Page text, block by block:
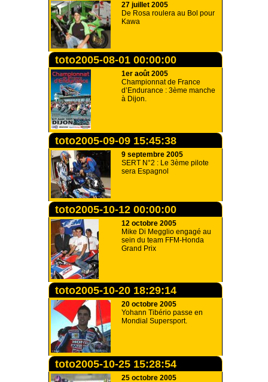
27 juillet 2005
De Rosa roulera au Bol pour
Kawa
toto2005-08-01 00:00:00
1er août 2005
Championnat de France
d’Endurance : 3ème manche
à Dijon.
toto2005-09-09 15:45:38
9 septembre 2005
SERT N°2 : Le 3ème pilote
sera Espagnol
toto2005-10-12 00:00:00
12 octobre 2005
Mike Di Megglio engagé au
sein du team FFM-Honda
Grand Prix
toto2005-10-20 18:29:14
20 octobre 2005
Yohann Tibério passe en
Mondial Supersport.
toto2005-10-25 15:28:54
25 octobre 2005